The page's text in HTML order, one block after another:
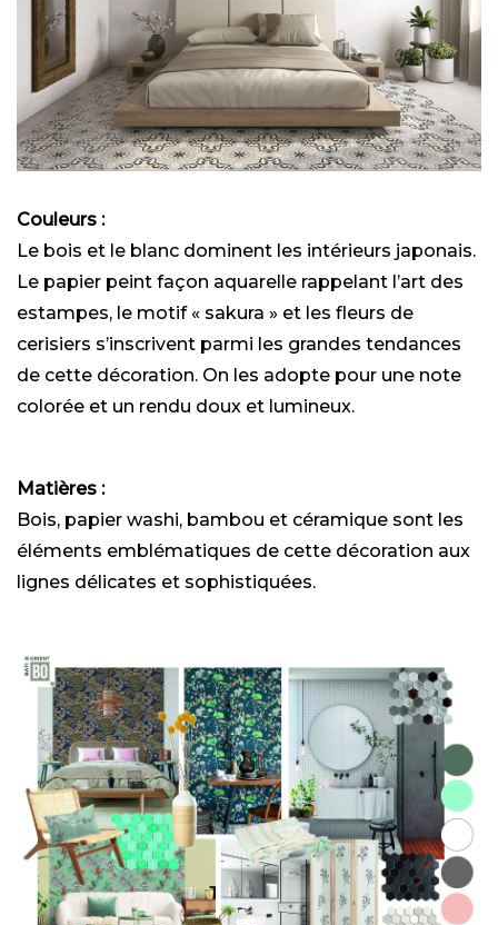
Couleurs :
Le bois et le blanc dominent les intérieurs japonais.
Le papier peint façon aquarelle rappelant l’art des
estampes, le motif « sakura » et les fleurs de
cerisiers s’inscrivent parmi les grandes tendances
de cette décoration. On les adopte pour une note
colorée et un rendu doux et lumineux.
Matières :
Bois, papier washi, bambou et céramique sont les
éléments emblématiques de cette décoration aux
lignes délicates et sophistiquées.